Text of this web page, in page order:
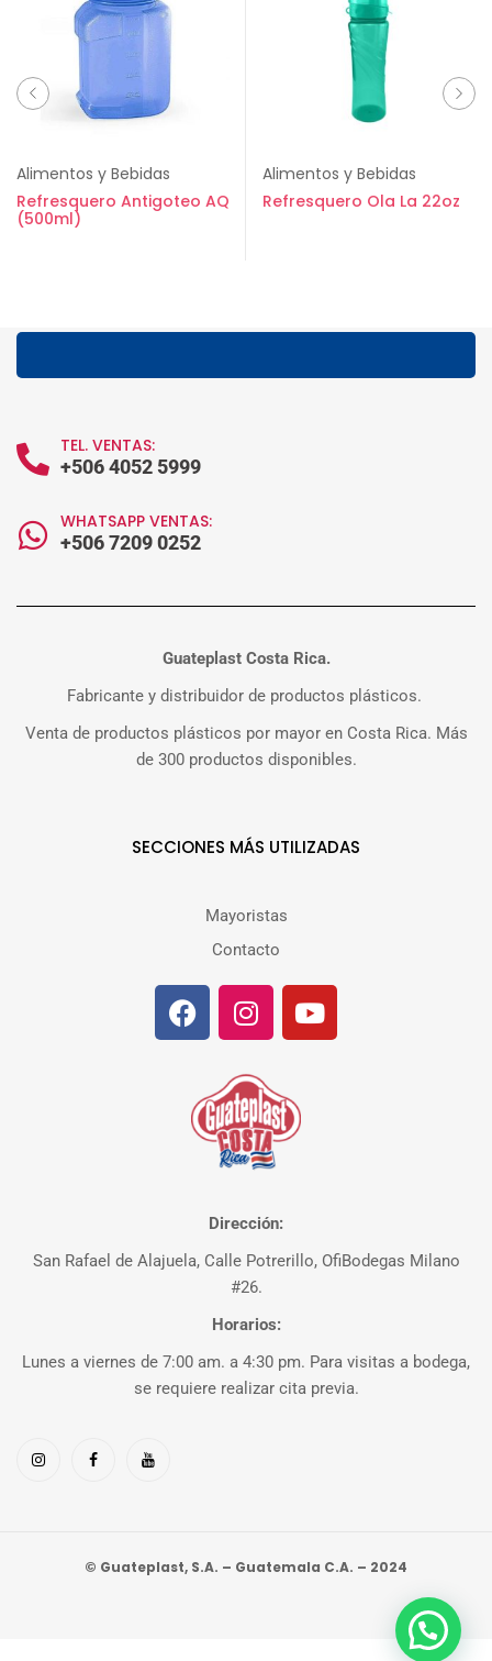
Alimentos y Bebidas
Refresquero Antigoteo AQ
(500ml)
Alimentos y Bebidas
Refresquero Ola La 22oz
TEL. VENTAS:
+506 4052 5999
WHATSAPP VENTAS:
+506 7209 0252
Guateplast Costa Rica.
Fabricante y distribuidor de productos plásticos.
Venta de productos plásticos por mayor en Costa Rica. Más
de 300 productos disponibles.
SECCIONES MÁS UTILIZADAS
Mayoristas
Contacto
Dirección:
San Rafael de Alajuela, Calle Potrerillo, OfiBodegas Milano
#26.
Horarios:
Lunes a viernes de 7:00 am. a 4:30 pm. Para visitas a bodega,
se requiere realizar cita previa.
© Guateplast, S.A. – Guatemala C.A. – 2024